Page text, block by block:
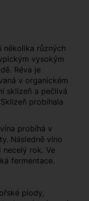
několika různých
vysokým
Réva je
v organickém
sklizeň a pečlivá
probíhala
probíhá v
Následně víno
rok. Ve
fermentace.
plody,